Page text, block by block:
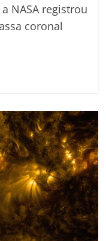
NASA registrou
coronal